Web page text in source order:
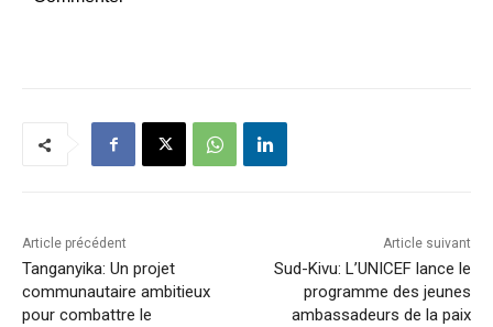
Article précédent
Tanganyika: Un projet
communautaire ambitieux
pour combattre le
Article suivant
Sud-Kivu: L’UNICEF lance le
programme des jeunes
ambassadeurs de la paix